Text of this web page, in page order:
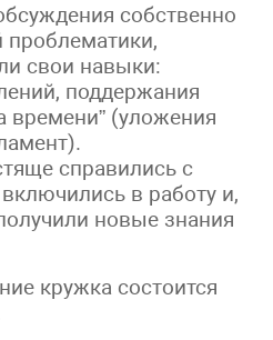
собственно
проблематики,
свои навыки:
поддержания
времени” (уложения
справились с
в работу и,
новые знания
кружка состоится